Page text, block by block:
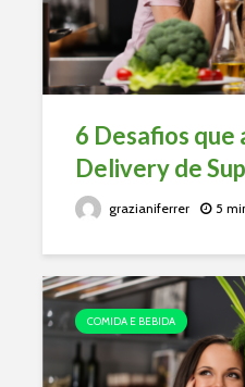
6 Desafios que
Delivery de
grazianiferrer 5
COMIDA E BEBIDA